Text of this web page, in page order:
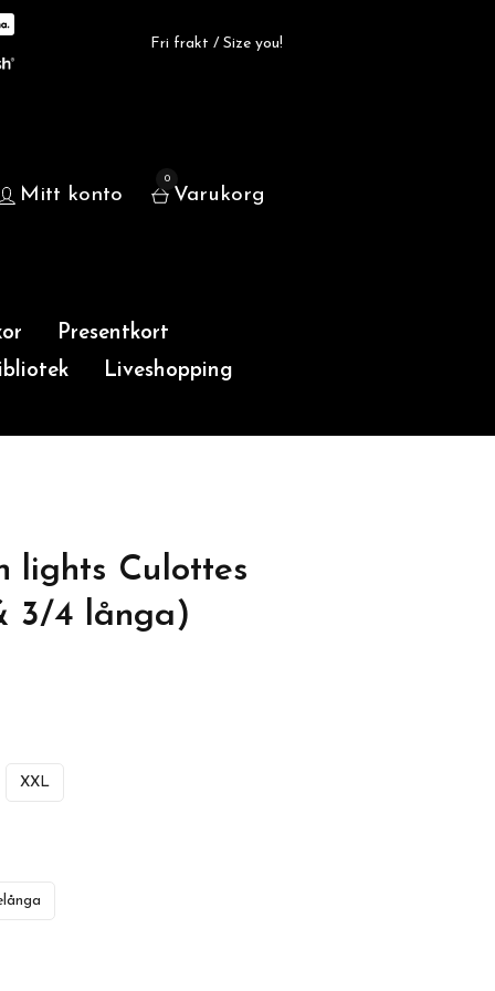
Fri frakt / Size you!
Mitt konto
0
Varukorg
Presentkort
Liveshopping
lights Culottes
3/4 långa)
XXL